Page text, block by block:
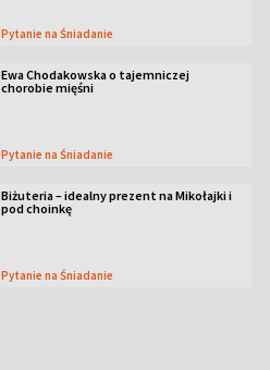
Pytanie na Śniadanie
Ewa Chodakowska o tajemniczej
chorobie mięśni
Pytanie na Śniadanie
Biżuteria – idealny prezent na Mikołajki i
pod choinkę
Pytanie na Śniadanie